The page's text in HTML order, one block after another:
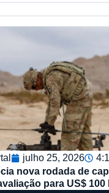
julho 25, 2026
nova rodada de
para US$